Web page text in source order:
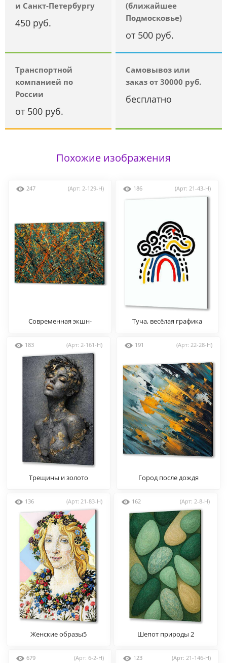
и Санкт-Петербургу
450 руб.
(ближайшее
Подмосковье)
от 500 руб.
Транспортной
компанией по
России
от 500 руб.
Самовывоз или
заказ от 30000 руб.
бесплатно
Похожие изображения
247 (Арт: 2-129-H)
Современная экшн-
186 (Арт: 21-43-H)
Туча, весёлая графика
183 (Арт: 2-161-H)
Трещины и золото
191 (Арт: 22-28-H)
Город после дождя
136 (Арт: 21-83-H)
Женские образы5
162 (Арт: 2-8-H)
Шепот природы 2
679 (Арт: 6-2-H) 123 (Арт: 21-146-H)